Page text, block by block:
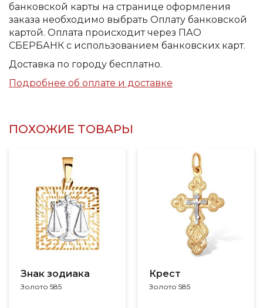
банковской карты на странице оформления
заказа необходимо выбрать Оплату банковской
картой. Оплата происходит через ПАО
СБЕРБАНК с использованием банковских карт.
Доставка по городу бесплатно.
Подробнее об оплате и доставке
ПОХОЖИЕ ТОВАРЫ
Знак зодиака
Золото 585
Крест
Золото 585